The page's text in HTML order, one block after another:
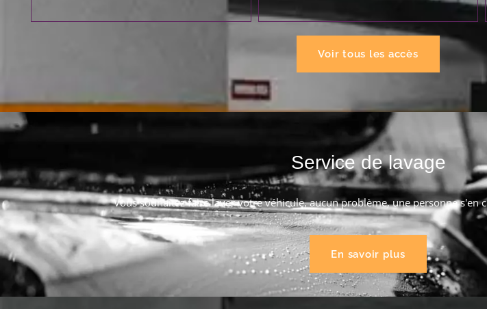
Voir tous les accès
Service de lavage
Vous souhaitez faire laver votre véhicule, aucun problème, une personne s'en
En savoir plus